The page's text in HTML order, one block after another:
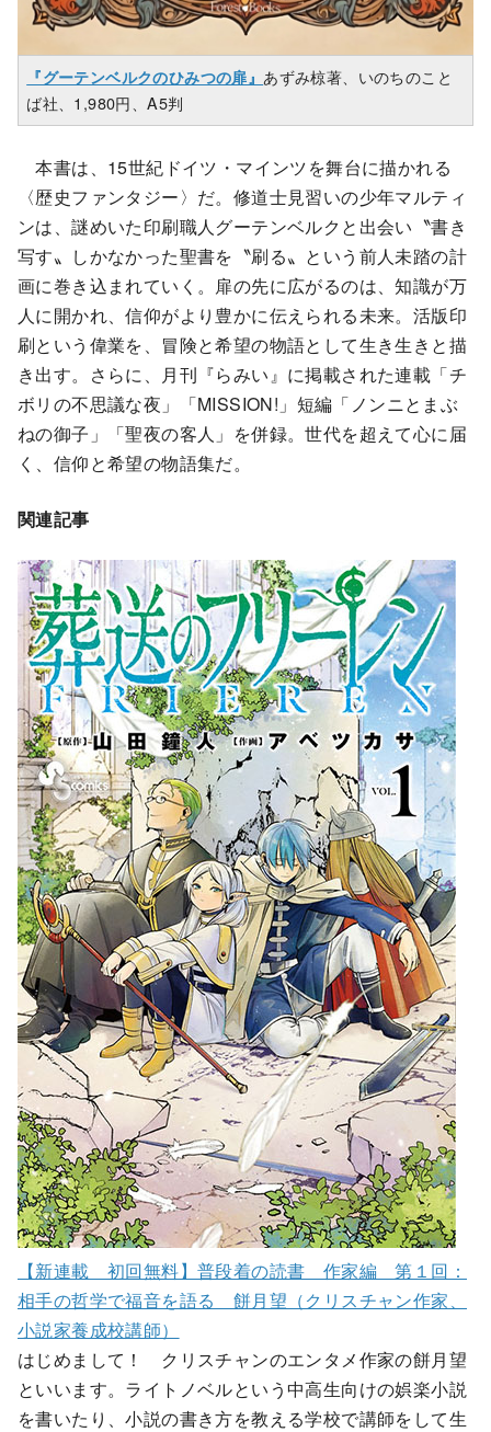
『グーテンベルクのひみつの扉』あずみ椋著、いのちのこと
ば社、1,980円、A5判
本書は、15世紀ドイツ・マインツを舞台に描かれる
〈歴史ファンタジー〉だ。修道士見習いの少年マルティ
ンは、謎めいた印刷職人グーテンベルクと出会い〝書き
写す〟しかなかった聖書を〝刷る〟という前人未踏の計
画に巻き込まれていく。扉の先に広がるのは、知識が万
人に開かれ、信仰がより豊かに伝えられる未来。活版印
刷という偉業を、冒険と希望の物語として生き生きと描
き出す。さらに、月刊『らみい』に掲載された連載「チ
ボリの不思議な夜」「MISSION!」短編「ノンニとまぶ
ねの御子」「聖夜の客人」を併録。世代を超えて心に届
く、信仰と希望の物語集だ。
関連記事
【新連載 初回無料】普段着の読書 作家編 第１回：
相手の哲学で福音を語る 餅月望（クリスチャン作家、
小説家養成校講師）
はじめまして！ クリスチャンのエンタメ作家の餅月望
といいます。ライトノベルという中高生向けの娯楽小説
を書いたり、小説の書き方を教える学校で講師をして生